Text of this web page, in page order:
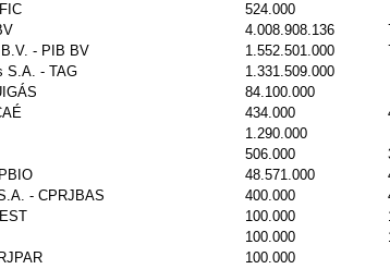
524.000
4.008.908.136
- PIB BV
1.552.501.000
S.A. - TAG
1.331.509.000
84.100.000
434.000
1.290.000
506.000
48.571.000
- CPRJBAS
400.000
100.000
100.000
100.000